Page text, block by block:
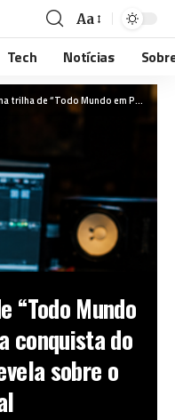
Aa
Tech Notícias
Pânico 6”: o que a conquista do produtor brasileiro revela sobre o funk no cinema global
“Todo Mundo
conquista do
sobre o